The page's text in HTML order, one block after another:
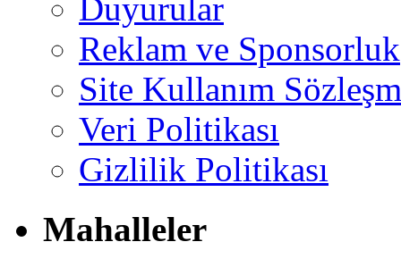
Duyurular
Reklam ve Sponsorluk
Site Kullanım
Veri Politikası
Gizlilik Politikası
Mahalleler